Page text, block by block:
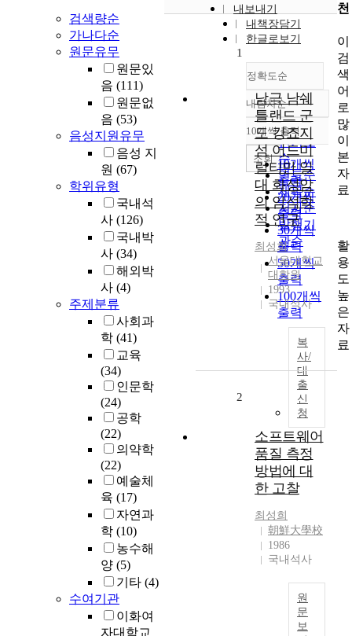
검색량순
가나다순
원문유무
원문있
음 (111)
원문없
음 (53)
음성지원유무
음성 지
원 (67)
학위유형
국내석
사 (126)
국내박
사 (34)
해외박
사 (4)
주제분류
사회과
학 (41)
교육
(34)
인문학
(24)
공학
(22)
의약학
(22)
예술체
육 (17)
자연과
학 (10)
농수해
양 (5)
기타 (4)
수여기관
이화여
자대학교
내보내기
내책장담기
한글로보기
정확도순
정확도
순
인기도
순
연도순
제목순
저자순
발행기
관순
내림차순
내림차순
10개씩 출력
10개씩
출력
20개씩
출력
30개씩
출력
50개씩
출력
100개씩
출력
조회
1
남극 남쉐
틀랜드 군
도 킹죠지
섬 어드미
럴티만 일
대 화성암
의 암석학
적 연구
최성희
서울대학교
대학원
1993
국내석사
복
사/
대
출
신
청
2
소프트웨어
품질 측정
방법에 대
한 고찰
최성희
朝鮮大學校
1986
국내석사
원
문
보
천
이
검
색
어
로
많
이
본
자
료
활
용
도
높
은
자
료